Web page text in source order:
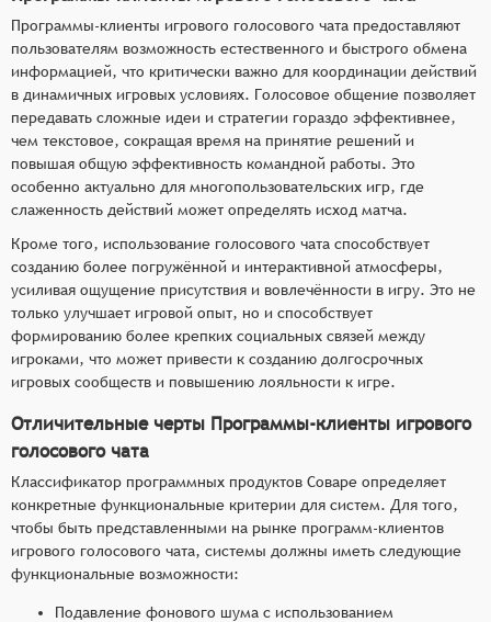
Программы-клиенты игрового голосового чата предоставляют
пользователям возможность естественного и быстрого обмена
информацией, что критически важно для координации действий
в динамичных игровых условиях. Голосовое общение позволяет
передавать сложные идеи и стратегии гораздо эффективнее,
чем текстовое, сокращая время на принятие решений и
повышая общую эффективность командной работы. Это
особенно актуально для многопользовательских игр, где
слаженность действий может определять исход матча.
Кроме того, использование голосового чата способствует
созданию более погружённой и интерактивной атмосферы,
усиливая ощущение присутствия и вовлечённости в игру. Это не
только улучшает игровой опыт, но и способствует
формированию более крепких социальных связей между
игроками, что может привести к созданию долгосрочных
игровых сообществ и повышению лояльности к игре.
Отличительные черты Программы-клиенты игрового
голосового чата
Классификатор программных продуктов Соваре определяет
конкретные функциональные критерии для систем. Для того,
чтобы быть представленными на рынке программ-клиентов
игрового голосового чата, системы должны иметь следующие
функциональные возможности:
Подавление фонового шума с использованием